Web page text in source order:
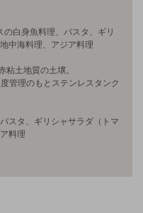
白身魚料理、パスタ、ギリ
中海料理、アジア料理
土地質の土壌。
管理のもとステンレスタンク
スタ、ギリシャサラダ（トマ
料理